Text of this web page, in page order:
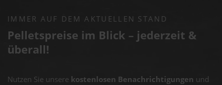
IMMER AUF DEM AKTUELLEN STAND
Pelletspreise im Blick – jederzeit &
überall!
Nutzen Sie unsere kostenlosen Benachrichtigungen und